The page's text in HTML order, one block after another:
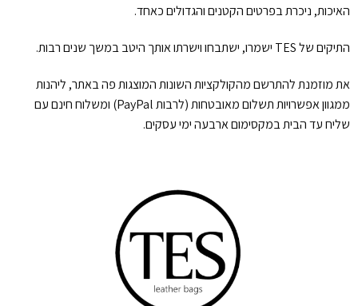
האיכות, ניכרת בפרטים הקטנים והגדולים כאחד.
התיקים של TES ישמרו, ישתבחו וישרתו אותך היטב במשך שנים רבות.
את מוזמנת להתרשם מהקולקציות השונות המוצגות פה באתר, ליהנות
ממגוון אפשרויות תשלום מאובטחות (לרבות PayPal) ומשלוח חינם עם
שליח עד הבית במקסימום ארבעה ימי עסקים.